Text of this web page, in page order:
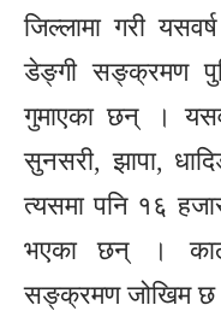
जिल्लामा गरी
डेङ्गी सङ्क्रमण
गुमाएका छन् ।
सुनसरी, झापा,
त्यसमा पनि १६
भएका छन् ।
सङ्क्रमण जोखिम छ